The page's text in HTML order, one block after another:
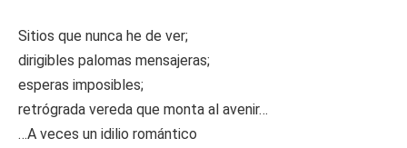
Sitios que nunca he de ver;
dirigibles palomas mensajeras;
esperas imposibles;
retrógrada vereda que monta al avenir…
…A veces un idilio romántico